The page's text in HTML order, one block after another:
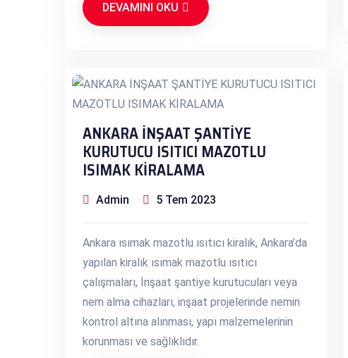
DEVAMINI OKU
ANKARA İNŞAAT ŞANTİYE
KURUTUCU ISITICI MAZOTLU
ISIMAK KİRALAMA
Admin 5 Tem 2023
Ankara ısımak mazotlu ısıtıcı kiralık, Ankara’da
yapılan kiralık ısımak mazotlu ısıtıcı
çalışmaları, İnşaat şantiye kurutucuları veya
nem alma cihazları, inşaat projelerinde nemin
kontrol altına alınması, yapı malzemelerinin
korunması ve sağlıklıdır.